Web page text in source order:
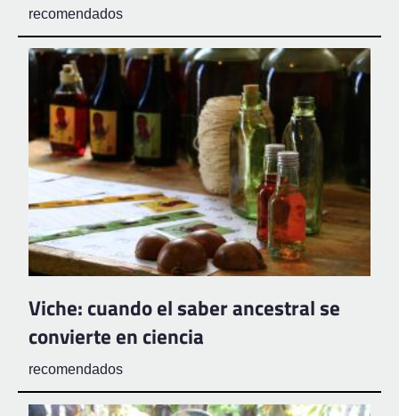
recomendados
Viche: cuando el saber ancestral se
convierte en ciencia
recomendados